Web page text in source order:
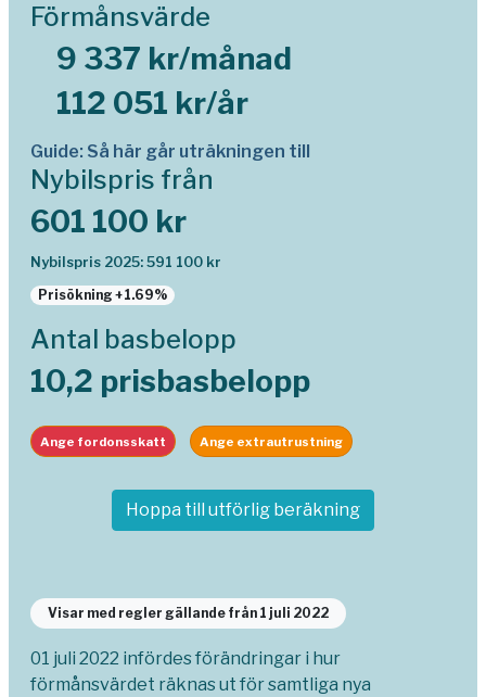
Förmånsvärde
9 337 kr/månad
112 051 kr/år
Guide: Så här går uträkningen till
Nybilspris från
601 100 kr
Nybilspris 2025: 591 100 kr
Prisökning +1.69%
Antal basbelopp
10,2 prisbasbelopp
Ange fordonsskatt Ange extrautrustning
Hoppa till utförlig beräkning
Visar med regler gällande från 1 juli 2022
01 juli 2022 infördes förändringar i hur
förmånsvärdet räknas ut för samtliga nya